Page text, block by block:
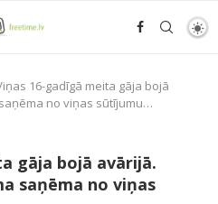
16-gadīgā meita gāja bojā
no viņas sūtījumu…
gāja bojā avārijā.
saņēma no viņas